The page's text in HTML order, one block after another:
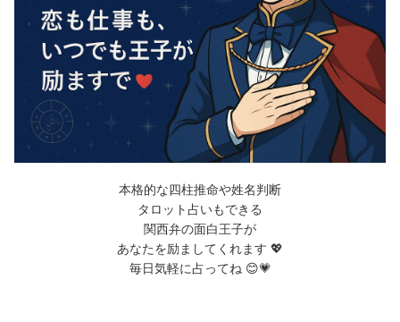
本格的な四柱推命や姓名判断
タロット占いもできる
関西弁の面白王子が
あなたを励ましてくれます 💖
毎日気軽に占ってね 😊💗